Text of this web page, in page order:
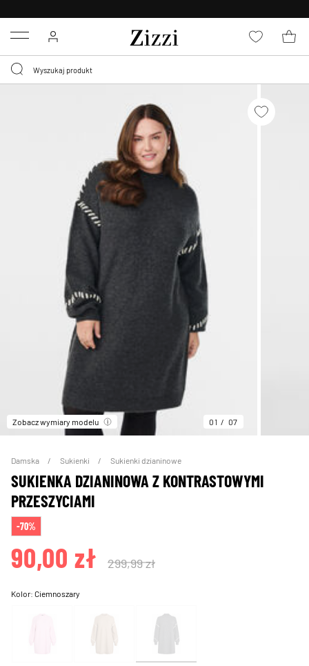
Menu
Zobacz wymiary modelu 01 07
Damska Sukienki Sukienki dzianinowe
SUKIENKA DZIANINOWA Z KONTRASTOWYMI
PRZESZYCIAMI
-70%
90,00 zł 299,99 zł
Kolor:Ciemnoszary